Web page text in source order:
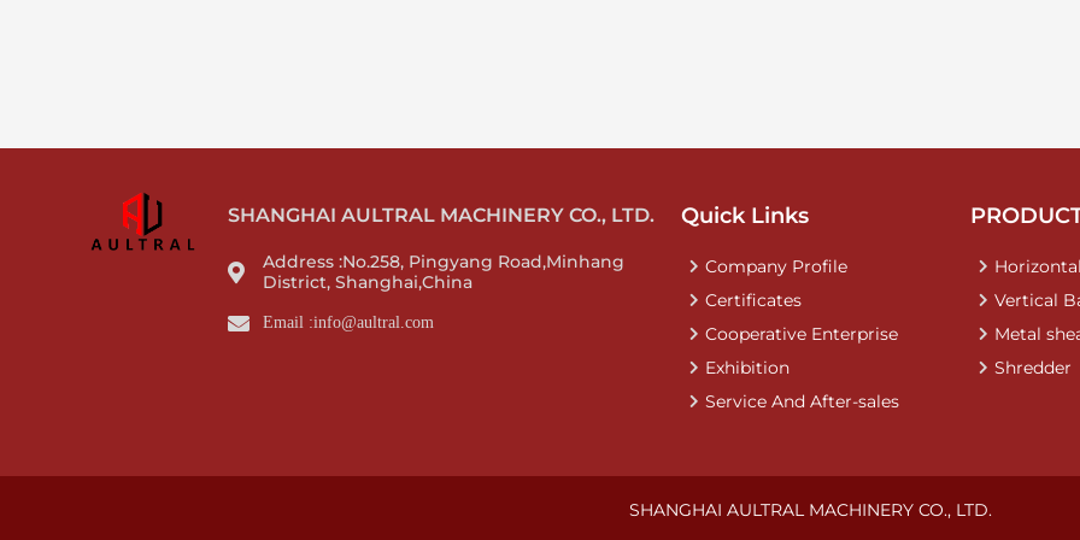
SHANGHAI AULTRAL MACHINERY CO., LTD.
Address :No.258, Pingyang Road,Minhang
District, Shanghai,China
Email :info@aultral.com
Quick Links
Company Profile
Certificates
Cooperative Enterprise
Exhibition
Service And After-sales
Vertical
Metal
Shredder
SHANGHAI AULTRAL MACHINERY CO., LTD.